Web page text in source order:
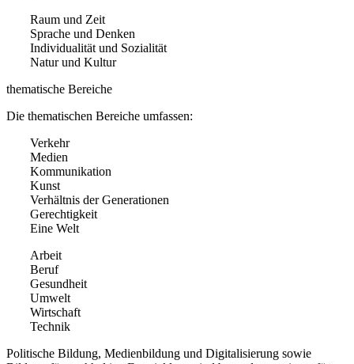
Raum und Zeit
Sprache und Denken
Individualität und Sozialität
Natur und Kultur
thematische Bereiche
Die thematischen Bereiche umfassen:
Verkehr
Medien
Kommunikation
Kunst
Verhältnis der Generationen
Gerechtigkeit
Eine Welt
Arbeit
Beruf
Gesundheit
Umwelt
Wirtschaft
Technik
Politische Bildung, Medienbildung und Digitalisierung sowie